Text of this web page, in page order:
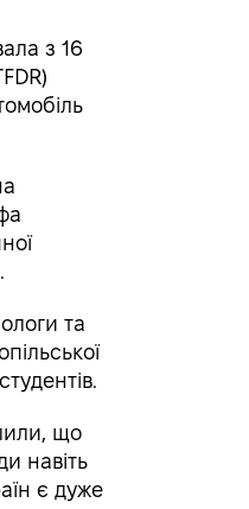
з 16
та
що
навіть
є дуже